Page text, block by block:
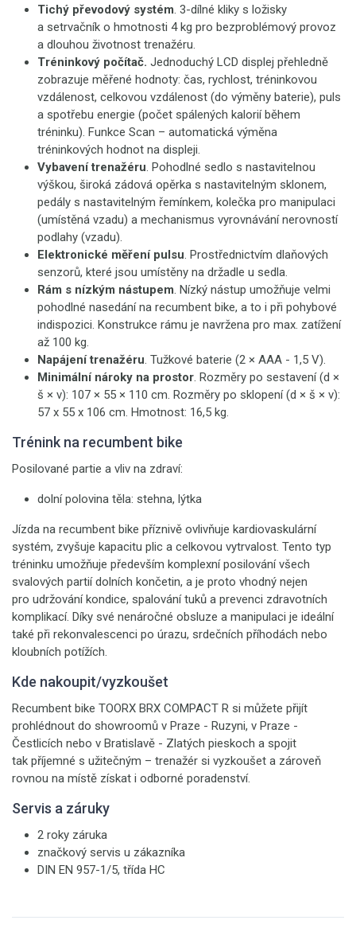
Tichý převodový systém. 3-dílné kliky s ložisky
a setrvačník o hmotnosti 4 kg pro bezproblémový provoz
a dlouhou životnost trenažéru.
Tréninkový počítač. Jednoduchý LCD displej přehledně
zobrazuje měřené hodnoty: čas, rychlost, tréninkovou
vzdálenost, celkovou vzdálenost (do výměny baterie), puls
a spotřebu energie (počet spálených kalorií během
tréninku). Funkce Scan – automatická výměna
tréninkových hodnot na displeji.
Vybavení trenažéru. Pohodlné sedlo s nastavitelnou
výškou, široká zádová opěrka s nastavitelným sklonem,
pedály s nastavitelným řemínkem, kolečka pro manipulaci
(umístěná vzadu) a mechanismus vyrovnávání nerovností
podlahy (vzadu).
Elektronické měření pulsu. Prostřednictvím dlaňových
senzorů, které jsou umístěny na držadle u sedla.
Rám s nízkým nástupem. Nízký nástup umožňuje velmi
pohodlné nasedání na recumbent bike, a to i při pohybové
indispozici. Konstrukce rámu je navržena pro max. zatížení
až 100 kg.
Napájení trenažéru. Tužkové baterie (2 × AAA - 1,5 V).
Minimální nároky na prostor. Rozměry po sestavení (d ×
š × v): 107 × 55 × 110 cm. Rozměry po sklopení (d × š × v):
57 x 55 x 106 cm. Hmotnost: 16,5 kg.
Trénink na recumbent bike
Posilované partie a vliv na zdraví:
dolní polovina těla: stehna, lýtka
Jízda na recumbent bike příznivě ovlivňuje kardiovaskulární
systém, zvyšuje kapacitu plic a celkovou vytrvalost. Tento typ
tréninku umožňuje především komplexní posilování všech
svalových partií dolních končetin, a je proto vhodný nejen
pro udržování kondice, spalování tuků a prevenci zdravotních
komplikací. Díky své nenáročné obsluze a manipulaci je ideální
také při rekonvalescenci po úrazu, srdečních příhodách nebo
kloubních potížích.
Kde nakoupit/vyzkoušet
Recumbent bike TOORX BRX COMPACT R si můžete přijít
prohlédnout do showroomů v Praze - Ruzyni, v Praze -
Čestlicích nebo v Bratislavě - Zlatých pieskoch a spojit
tak příjemné s užitečným – trenažér si vyzkoušet a zároveň
rovnou na místě získat i odborné poradenství.
Servis a záruky
2 roky záruka
značkový servis u zákazníka
DIN EN 957-1/5, třída HC